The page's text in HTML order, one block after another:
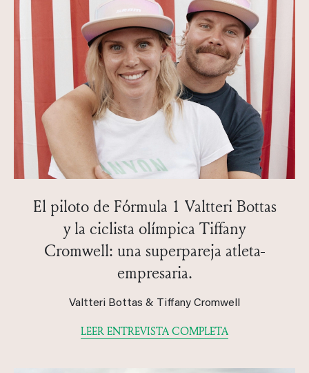
El piloto de Fórmula 1 Valtteri Bottas
y la ciclista olímpica Tiffany
Cromwell: una superpareja atleta-
empresaria.
Valtteri Bottas & Tiffany Cromwell
LEER ENTREVISTA COMPLETA